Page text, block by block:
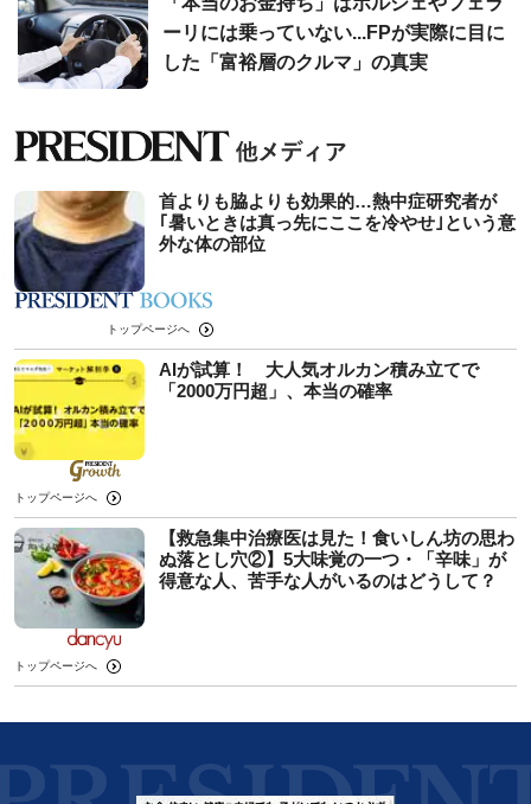
ーリには乗っていない...FPが実際に目に
した「富裕層のクルマ」の真実
首よりも脇よりも効果的…熱中症研究者が
｢暑いときは真っ先にここを冷やせ｣という意
外な体の部位
トップページへ
AIが試算！ 大人気オルカン積み立てで
「2000万円超」、本当の確率
トップページへ
【救急集中治療医は見た！食いしん坊の思わ
ぬ落とし穴②】5大味覚の一つ・「辛味」が
得意な人、苦手な人がいるのはどうして？
トップページへ